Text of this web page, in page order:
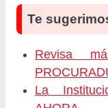
Te
Revisa
La